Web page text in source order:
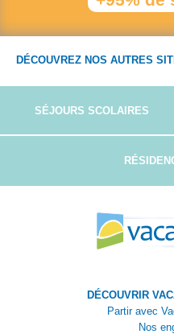
DÉCOUVREZ NOS AUTRES
SÉJOURS SCOLAIRES
DÉCOUVRIR
Partir avec
Nos